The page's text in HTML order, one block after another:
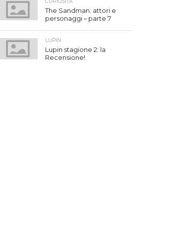
CURIOSITÀ
The Sandman: attori e
personaggi – parte 7
LUPIN
Lupin stagione 2: la
Recensione!